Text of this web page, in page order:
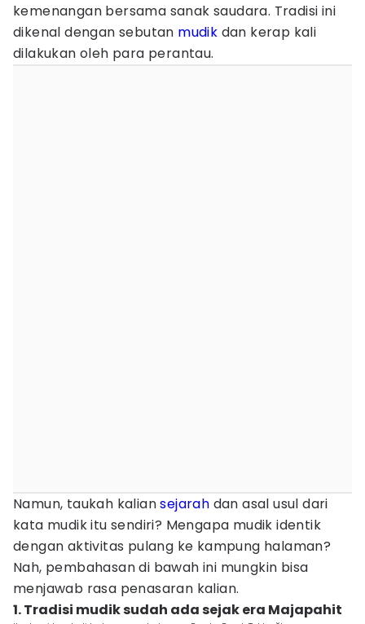
kemenangan bersama sanak saudara. Tradisi ini
dikenal dengan sebutan mudik dan kerap kali
dilakukan oleh para perantau.
Namun, taukah kaliansejarah dan asal usul dari
kata mudik itu sendiri? Mengapa mudik identik
dengan aktivitas pulang ke kampung halaman?
Nah, pembahasan di bawah ini mungkin bisa
menjawab rasa penasaran kalian.
1. Tradisi mudik sudah ada sejak era Majapahit